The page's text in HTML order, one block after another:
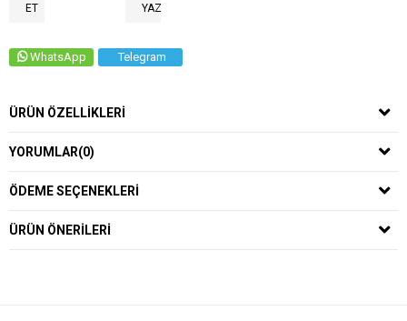
ET YAZ
WhatsApp Telegram
ÜRÜN ÖZELLIKLERI
YORUMLAR(0)
ÖDEME SEÇENEKLERI
ÜRÜN ÖNERILERI